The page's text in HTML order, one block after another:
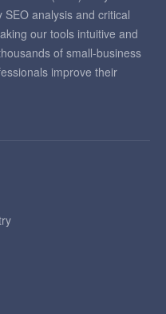
analysis and critical
our tools intuitive and
of small-business
improve their